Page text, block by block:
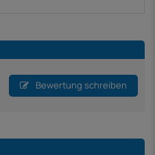
Bewertung schreiben